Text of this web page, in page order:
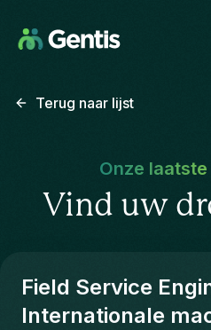
Terug naar lijst
Onze
Vind uw
Field Service
Internationale